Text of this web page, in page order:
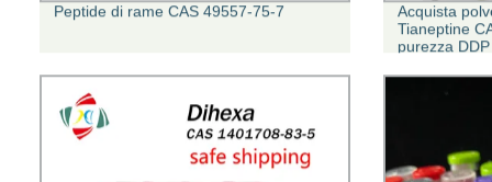
Peptide di rame CAS 49557-75-7
Acquista
Tianeptine
purezza